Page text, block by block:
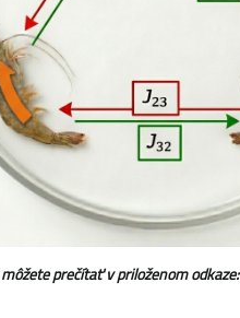
prečítať v priloženom odkaze: